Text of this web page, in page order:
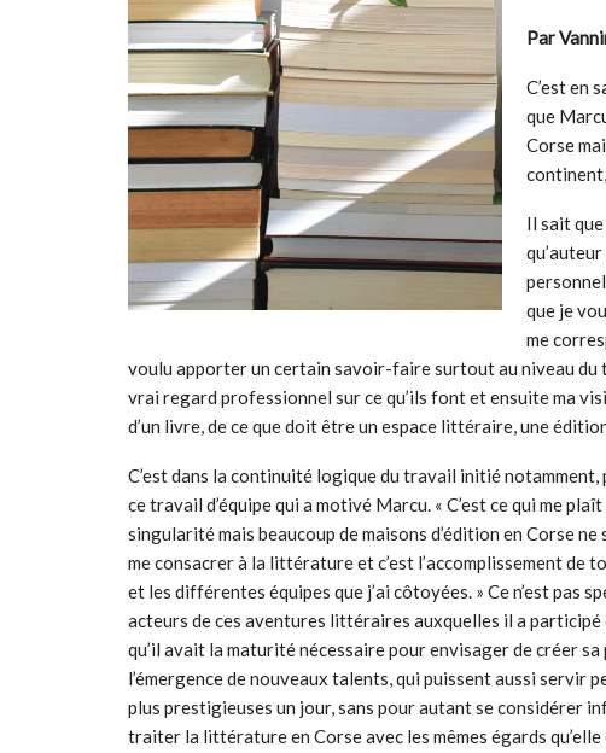
Par
C’est en
que
Corse
Il sait
que je
me
voulu apporter un certain savoir-faire surtout au niveau du
vrai regard professionnel sur ce qu’ils font et ensuite ma
d’un livre, de ce que doit être un espace littéraire, une
C’est dans la continuité logique du travail initié notamment,
ce travail d’équipe qui a motivé Marcu. « C’est ce qui me
singularité mais beaucoup de maisons d’édition en Corse
me consacrer à la littérature et c’est l’accomplissement de
et les différentes équipes que j’ai côtoyées. » Ce n’est pas
acteurs de ces aventures littéraires auxquelles il a
qu’il avait la maturité nécessaire pour envisager de créer
l’émergence de nouveaux talents, qui puissent aussi servir
plus prestigieuses un jour, sans pour autant se considérer
traiter la littérature en Corse avec les mêmes égards